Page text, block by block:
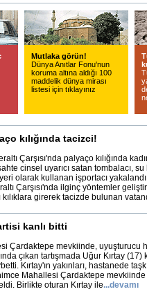
Mutlaka görün!
Dünya Anıtlar Fonu'nun
koruma altına aldığı 100
maddelik dünya mirası
listesi için tıklayınız
kılığında tacizci!
Çarşısı'nda palyaço kılığında
cinsel uyarıcı satan tombalacı,
yeri olarak kullanan işportacı
Çarşısı'nda ilginç yöntemler
kılıklara girerek tacizde bulunan
kanlı bitti
Çardaktepe mevkiinde, uyuşturucu
çıkan tartışmada Uğur Kırtay (17)
Kırtay'ın yakınları, hastanede
Mahallesi Çardaktepe
Birlikte oturan Kırtay ile...devamı